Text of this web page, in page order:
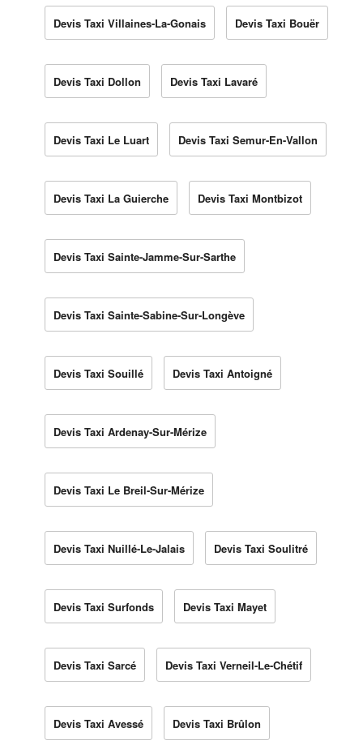
Devis Taxi Villaines-La-Gonais Devis Taxi Bouër
Devis Taxi Dollon Devis Taxi Lavaré
Devis Taxi Le Luart Devis Taxi Semur-En-Vallon
Devis Taxi La Guierche Devis Taxi Montbizot
Devis Taxi Sainte-Jamme-Sur-Sarthe
Devis Taxi Sainte-Sabine-Sur-Longève
Devis Taxi Souillé Devis Taxi Antoigné
Devis Taxi Ardenay-Sur-Mérize
Devis Taxi Le Breil-Sur-Mérize
Devis Taxi Nuillé-Le-Jalais Devis Taxi Soulitré
Devis Taxi Surfonds Devis Taxi Mayet
Devis Taxi Sarcé Devis Taxi Verneil-Le-Chétif
Devis Taxi Avessé Devis Taxi Brûlon